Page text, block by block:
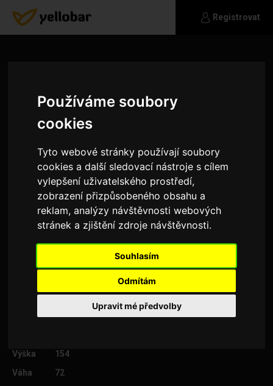
Používáme soubory
cookies
Tyto webové stránky používají soubory
cookies a další sledovací nástroje s cílem
vylepšení uživatelského prostředí,
zobrazení přizpůsobeného obsahu a
reklam, analýzy návštěvnosti webových
stránek a zjištění zdroje návštěvnosti.
Souhlasím
Odmítám
Upravit mé předvolby
Registrovat
david_sam
33
Výška
154
Váha
72